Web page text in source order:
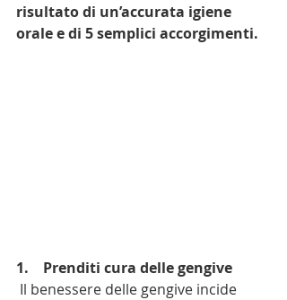
risultato di un’accurata igiene
orale e di 5 semplici accorgimenti.
1.    Prenditi cura delle gengive